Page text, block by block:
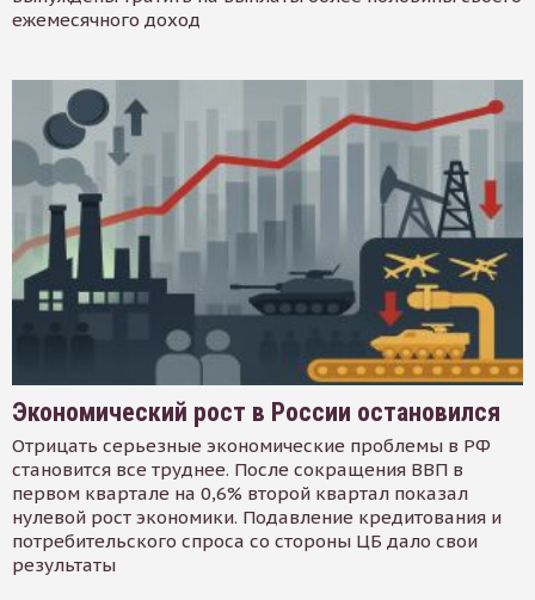
ежемесячного доход
Экономический рост в России остановился
Отрицать серьезные экономические проблемы в РФ
становится все труднее. После сокращения ВВП в
первом квартале на 0,6% второй квартал показал
нулевой рост экономики. Подавление кредитования и
потребительского спроса со стороны ЦБ дало свои
результаты